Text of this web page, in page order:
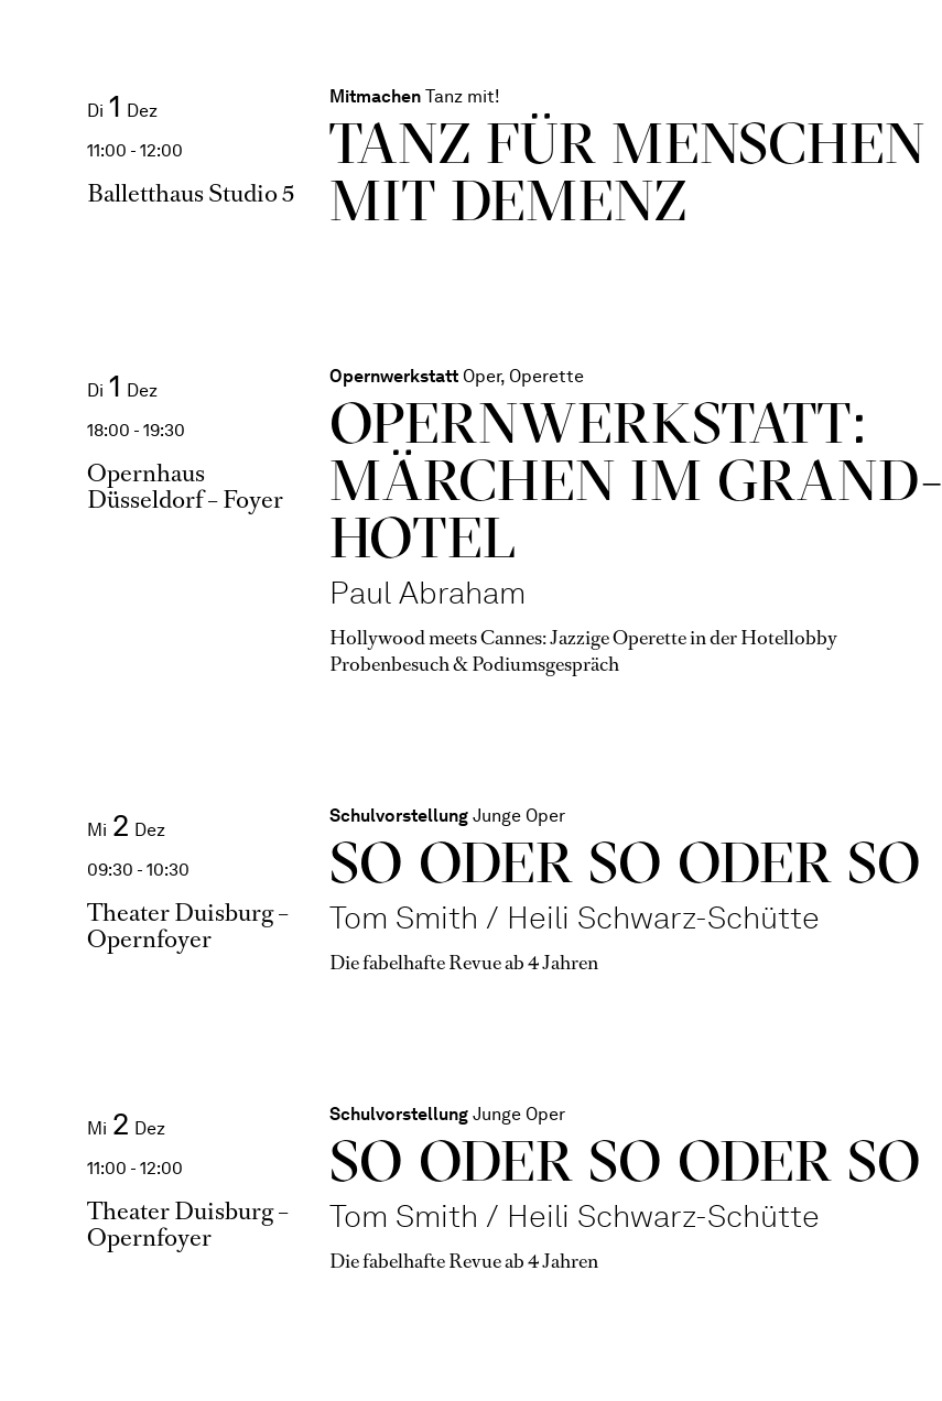
Di 1 Dez
11:00 - 12:00
Balletthaus Studio 5
Mitmachen Tanz mit!
TANZ FÜR MENSCHEN
MIT DEMENZ
Di 1 Dez
18:00 - 19:30
Opernhaus
Düsseldorf – Foyer
Opernwerkstatt Oper, Operette
OPERN­WERKSTATT:
MÄRCHEN IM GRAND-
HOTEL
Paul Abraham
Hollywood meets Cannes: Jazzige Operette in der Hotellobby
Probenbesuch & Podiumsgespräch
Mi 2 Dez
09:30 - 10:30
Theater Duisburg –
Opernfoyer
Schulvorstellung Junge Oper
SO ODER SO ODER SO
Tom Smith / Heili Schwarz-Schütte
Die fabelhafte Revue ab 4 Jahren
Mi 2 Dez
11:00 - 12:00
Theater Duisburg –
Opernfoyer
Schulvorstellung Junge Oper
SO ODER SO ODER SO
Tom Smith / Heili Schwarz-Schütte
Die fabelhafte Revue ab 4 Jahren